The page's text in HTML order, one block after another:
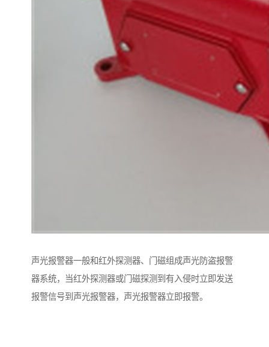
声光报警器一般和红外探测器、门磁组成声光防盗报警
器系统，当红外探测器或门磁探测到有入侵时立即发送
报警信号到声光报警器，声光报警器立即报警。